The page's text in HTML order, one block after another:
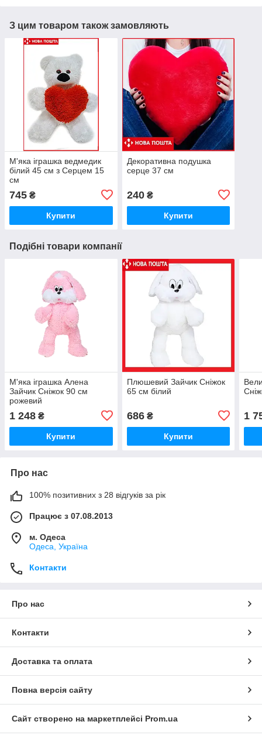
З цим товаром також замовляють
М'яка іграшка ведмедик
білий 45 см з Серцем 15
см
745 ₴
Купити
Декоративна подушка
серце 37 см
240₴
Купити
Подібні товари компанії
М'яка іграшка Алена
Зайчик Сніжок 90 см
рожевий
1 248 ₴
Купити
Плюшевий Зайчик Сніжок
65 см білий
686₴
Купити
1
Про нас
100% позитивних з 28 відгуків за рік
Працює з 07.08.2013
м. Одеса
Одеса, Україна
Контакти
Про нас
Контакти
Доставка та оплата
Повна версія сайту
Сайт створено на маркетплейсі Prom.ua